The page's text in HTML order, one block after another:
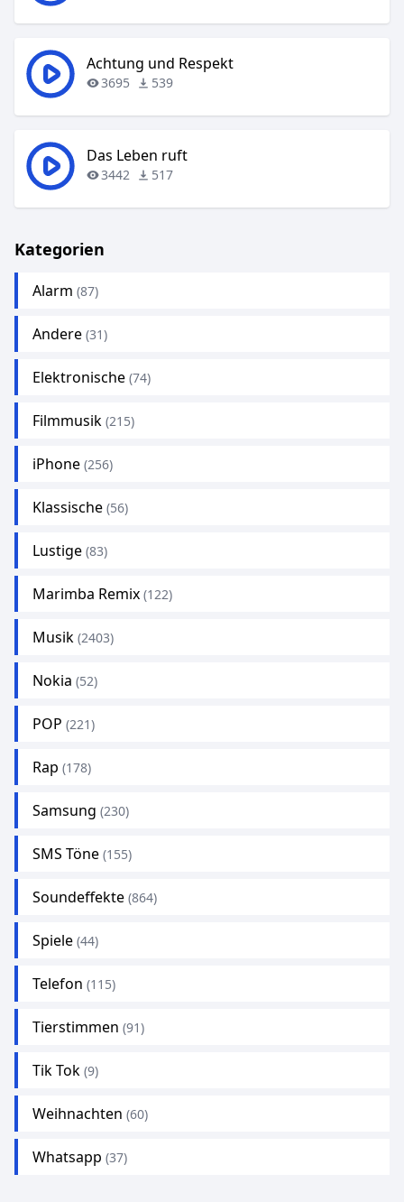
Achtung und Respekt
3695 539
Das Leben ruft
3442 517
Kategorien
Alarm (87)
Andere (31)
Elektronische (74)
Filmmusik (215)
iPhone (256)
Klassische (56)
Lustige (83)
Marimba Remix (122)
Musik (2403)
Nokia (52)
POP (221)
Rap (178)
Samsung (230)
SMS Töne (155)
Soundeffekte (864)
Spiele (44)
Telefon (115)
Tierstimmen (91)
Tik Tok (9)
Weihnachten (60)
Whatsapp (37)